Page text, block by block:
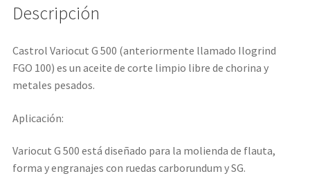
Descripción
Castrol Variocut G 500 (anteriormente llamado Ilogrind
FGO 100) es un aceite de corte limpio libre de chorina y
metales pesados.
Aplicación:
Variocut G 500 está diseñado para la molienda de flauta,
forma y engranajes con ruedas carborundum y SG.